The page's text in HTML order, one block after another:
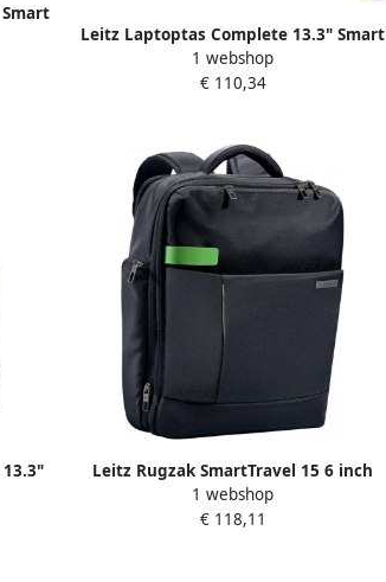
Leitz Laptoptas Complete 13.3" Smart
Blauw
1 webshop
€ 110,34
Leitz Rugzak SmartTravel 15 6 inch
zwart
1 webshop
€ 118,11